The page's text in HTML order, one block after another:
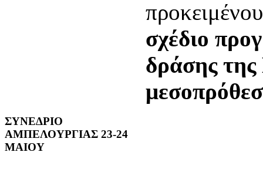
σχέδιο
δράσης
ΣΥΝΕΔΡΙΟ
ΑΜΠΕΛΟΥΡΓΙΑΣ 23-24
ΜΑΙΟΥ